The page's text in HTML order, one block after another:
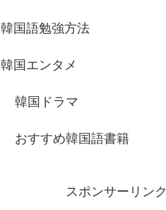
韓国語勉強方法
韓国エンタメ
韓国ドラマ
おすすめ韓国語書籍
スポンサーリンク